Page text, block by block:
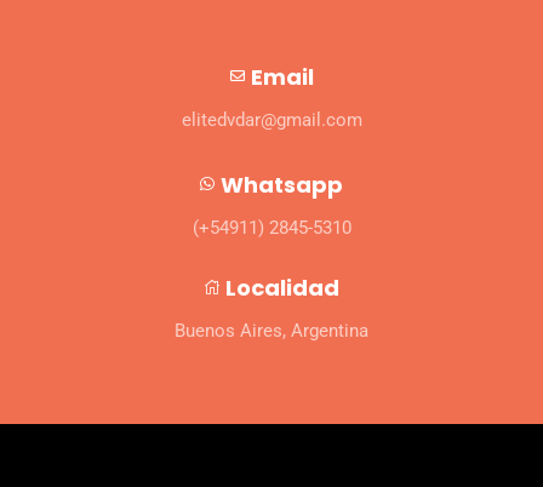
Email
elitedvdar@gmail.com
Whatsapp
(+54911) 2845-5310
Localidad
Buenos Aires, Argentina